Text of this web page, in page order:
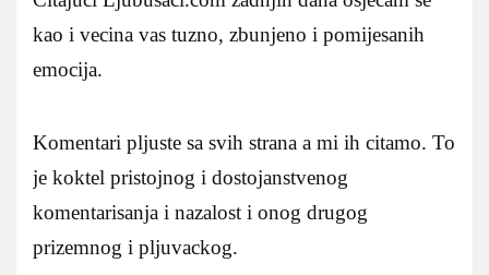
kao i vecina vas tuzno, zbunjeno i pomijesanih
emocija.
Komentari pljuste sa svih strana a mi ih citamo. To
je koktel pristojnog i dostojanstvenog
komentarisanja i nazalost i onog drugog
prizemnog i pljuvackog.